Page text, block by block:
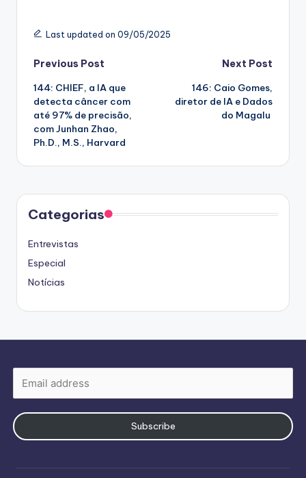
Last updated on 09/05/2025
Post
navigation
Previous Post
144: CHIEF, a IA que
detecta câncer com
até 97% de precisão,
com Junhan Zhao,
Ph.D., M.S., Harvard
Next Post
146: Caio Gomes,
diretor de IA e Dados
do Magalu
Categorias
Entrevistas
Especial
Notícias
Subscribe